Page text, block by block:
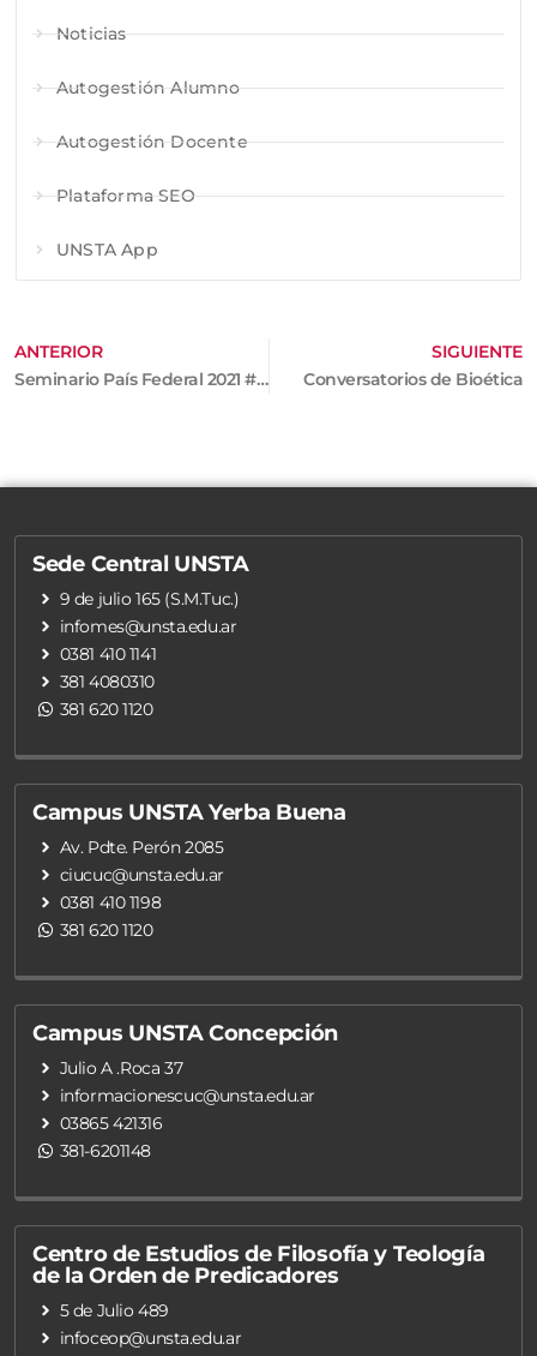
Noticias
Autogestión Alumno
Autogestión Docente
Plataforma SEO
UNSTA App
ANTERIOR
Seminario País Federal 2021 #PF2021
SIGUIENTE
Conversatorios de Bioética
Sede Central UNSTA
9 de julio 165 (S.M.Tuc.)
infomes@unsta.edu.ar
0381 410 1141
381 4080310
381 620 1120
Campus UNSTA Yerba Buena
Av. Pdte. Perón 2085
ciucuc@unsta.edu.ar
0381 410 1198
381 620 1120
Campus UNSTA Concepción
Julio A .Roca 37
informacionescuc@unsta.edu.ar
03865 421316
381-6201148
Centro de Estudios de Filosofía y Teología
de la Orden de Predicadores
5 de Julio 489
infoceop@unsta.edu.ar